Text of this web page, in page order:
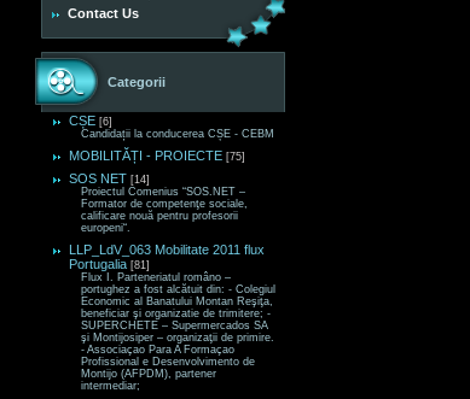
Contact Us
Categorii
CȘE [6]
Candidații la conducerea CȘE - CEBM
MOBILITĂȚI - PROIECTE [75]
SOS NET [14]
Proiectul Comenius “SOS.NET –
Formator de competenţe sociale,
calificare nouă pentru profesorii
europeni“.
LLP_LdV_063 Mobilitate 2011 flux
Portugalia [81]
Flux I. Parteneriatul româno –
portughez a fost alcătuit din: - Colegiul
Economic al Banatului Montan Reşiţa,
beneficiar şi organizatie de trimitere; -
SUPERCHETE – Supermercados SA
şi Montijosiper – organizaţii de primire.
- Associaçao Para A Formaçao
Profissional e Desenvolvimento de
Montijo (AFPDM), partener
intermediar;